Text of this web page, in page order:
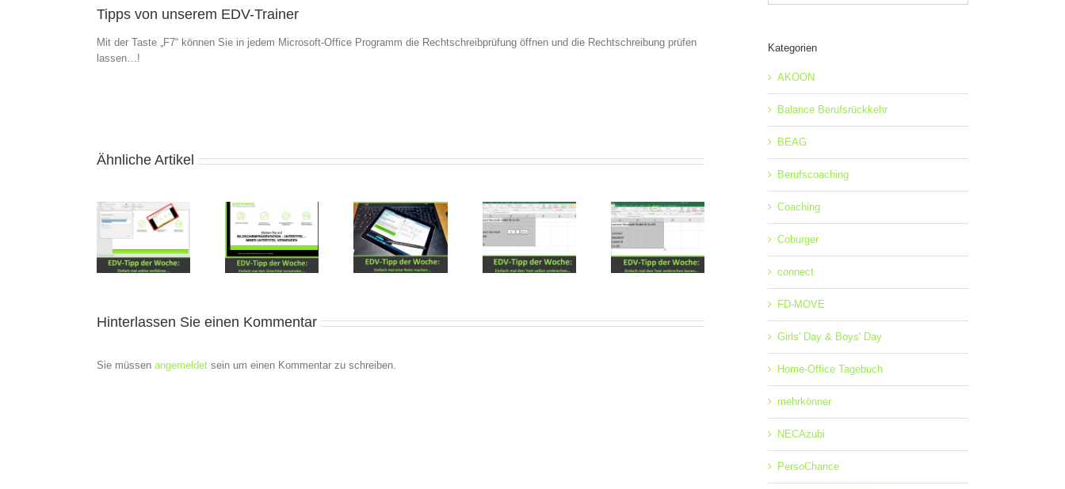
Tipps von unserem EDV-Trainer
Mit der Taste „F7“ können Sie in jedem Microsoft-Office Programm die Rechtschreibprüfung öffnen und die Rechtschreibung prüfen
lassen…!
Ähnliche Artikel
unserem EDV-
Trainer
Tipps von
unserem EDV-
Trainer
Tipps von
unserem EDV-
Trainer
unserem EDV-
Trainer
unserem EDV-
Trainer
Tipps von
unserem EDV-
Trainer
unserem EDV-
Hinterlassen Sie einen Kommentar
Sie müssen angemeldet sein um einen Kommentar zu schreiben.
Kategorien
AKOON
Balance Berufsrückkehr
BEAG
Berufscoaching
Coaching
Coburger
connect
FD-MOVE
Girls' Day & Boys' Day
Home-Office Tagebuch
mehrkönner
NECAzubi
PersoChance